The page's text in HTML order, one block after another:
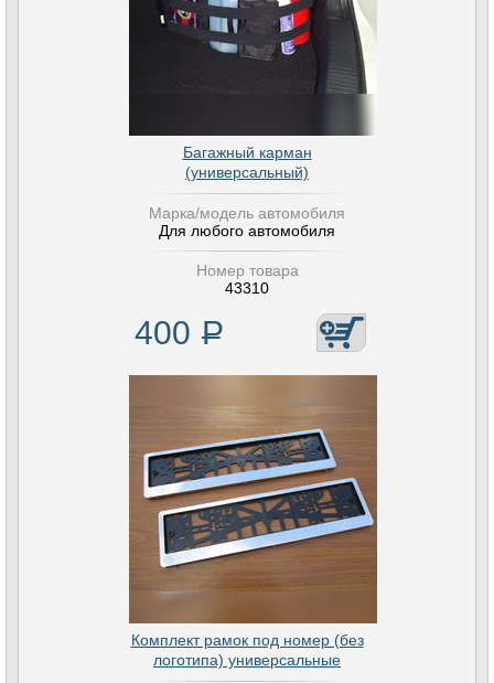
Багажный карман
(универсальный)
Марка/модель автомобиля
Для любого автомобиля
Номер товара
43310
400 Р
Комплект рамок под номер (без
логотипа) универсальные